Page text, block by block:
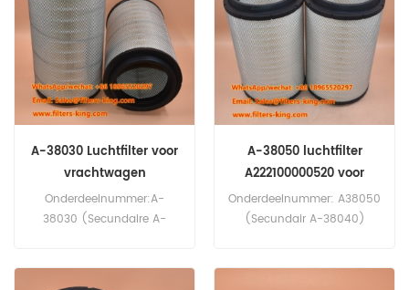
A-38030 Luchtfilter voor
vrachtwagen
Onderdeelnummer:A-
38030 (Secundaire A-
A-38050 luchtfilter
A222100000520 voor
vrachtwagen
Onderdeelnummer: A38050
(Secundair A-38040)